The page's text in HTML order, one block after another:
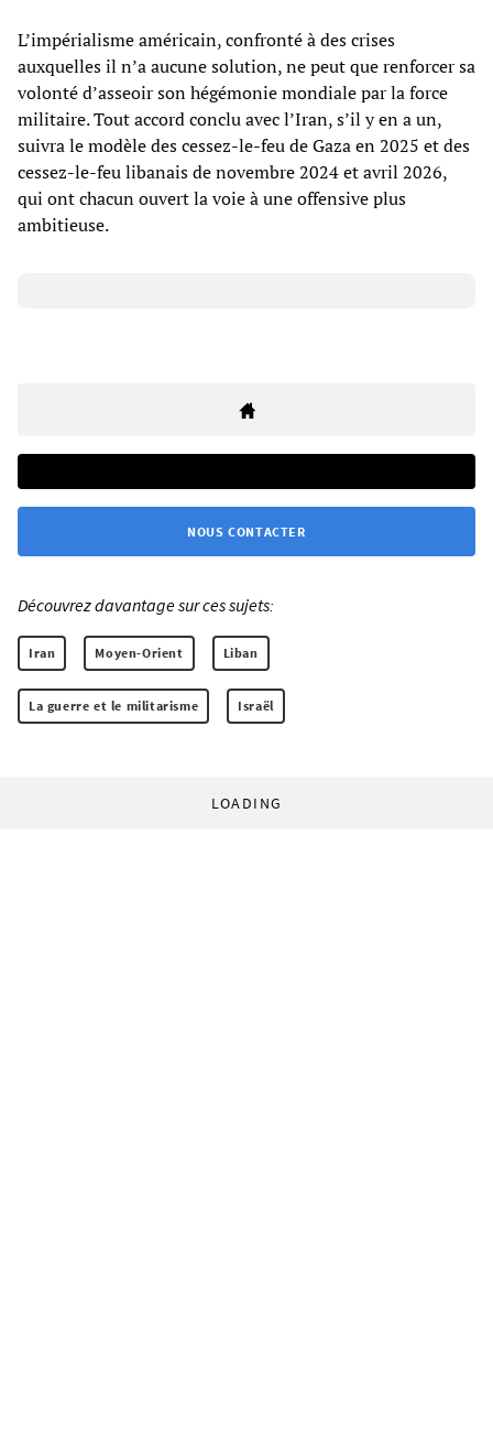
L’impérialisme américain, confronté à des crises
auxquelles il n’a aucune solution, ne peut que renforcer sa
volonté d’asseoir son hégémonie mondiale par la force
militaire. Tout accord conclu avec l’Iran, s’il y en a un,
suivra le modèle des cessez-le-feu de Gaza en 2025 et des
cessez-le-feu libanais de novembre 2024 et avril 2026,
qui ont chacun ouvert la voie à une offensive plus
ambitieuse.
NOUS CONTACTER
Découvrez davantage sur ces sujets:
Iran Moyen-Orient Liban
La guerre et le militarisme Israël
LOADING